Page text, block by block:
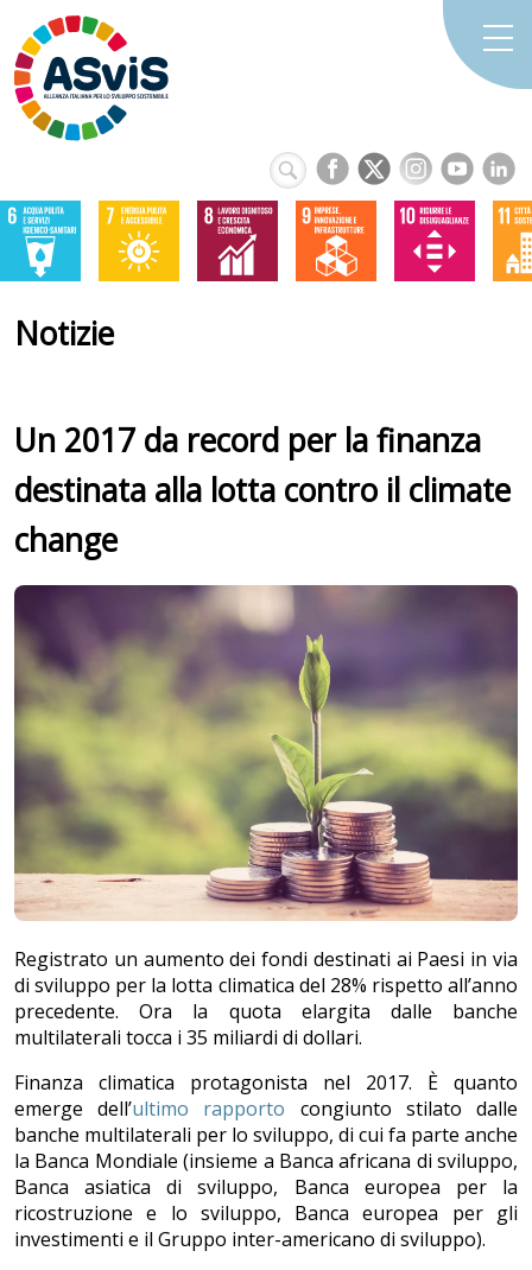
Notizie
Un 2017 da record per la finanza
destinata alla lotta contro il climate
change
Registrato un aumento dei fondi destinati ai Paesi in via
di sviluppo per la lotta climatica del 28% rispetto all’anno
precedente. Ora la quota elargita dalle banche
multilaterali tocca i 35 miliardi di dollari.
Finanza climatica protagonista nel 2017. È quanto
emerge dell’ultimo rapporto congiunto stilato dalle
banche multilaterali per lo sviluppo, di cui fa parte anche
la Banca Mondiale (insieme a Banca africana di sviluppo,
Banca asiatica di sviluppo, Banca europea per la
ricostruzione e lo sviluppo, Banca europea per gli
investimenti e il Gruppo inter-americano di sviluppo).